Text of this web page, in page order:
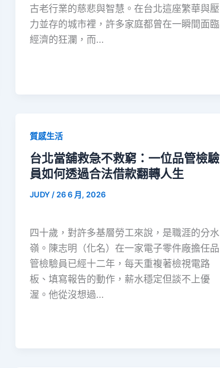
古老行業的慈悲與智慧。在台北這座繁華與壓
力並存的城市裡，許多家庭都曾在一瞬間面臨
經濟的狂瀾，而…
質感生活
台北當舖救急不救窮：一位品管檢驗
員如何透過合法借款翻轉人生
JUDY / 26 6 月, 2026
四十歲，對許多基層勞工來說，是職涯的分水
嶺。陳志明（化名）在一家電子零件廠擔任品
管檢驗員已經十二年，每天重複著檢視電路
板、填寫報告的動作，薪水穩定但談不上優
渥。他從沒想過…